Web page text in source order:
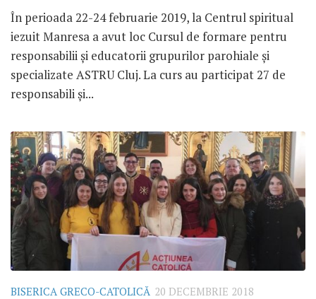
În perioada 22-24 februarie 2019, la Centrul spiritual
iezuit Manresa a avut loc Cursul de formare pentru
responsabilii și educatorii grupurilor parohiale și
specializate ASTRU Cluj. La curs au participat 27 de
responsabili și...
BISERICA GRECO-CATOLICĂ 20 DECEMBRIE 2018